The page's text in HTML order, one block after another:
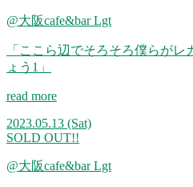
@大阪cafe&bar Lgt
「ここら辺でそろそろ僕らが
ょう1」
read more
2023.05.13 (Sat)
SOLD OUT!!
@大阪cafe&bar Lgt